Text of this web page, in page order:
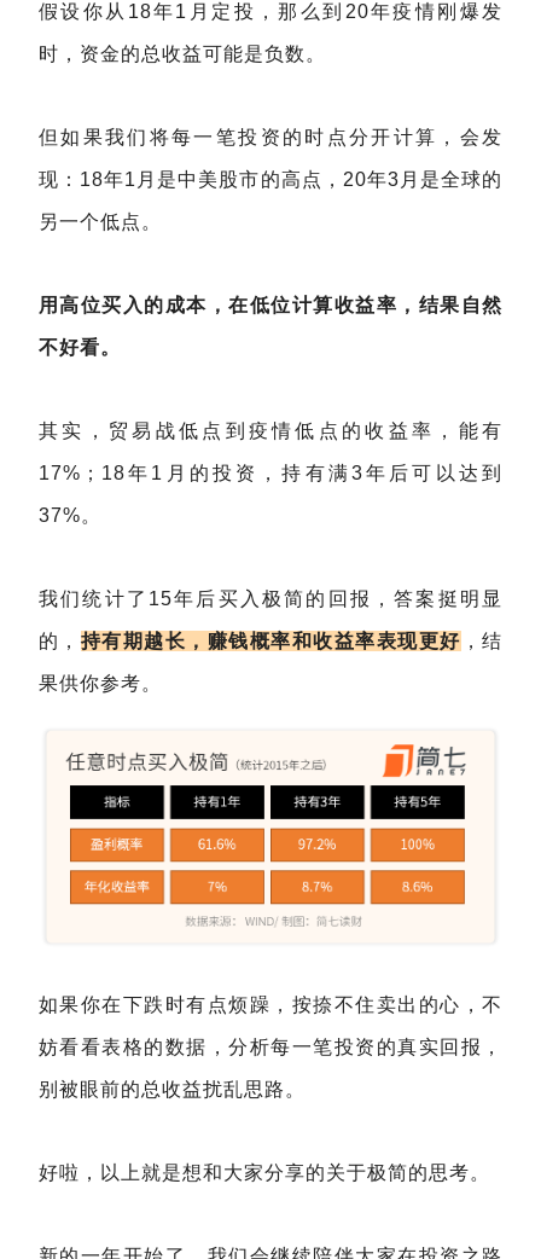
假设你从18年1月定投，那么到20年疫情刚爆发
时，资金的总收益可能是负数。
但如果我们将每一笔投资的时点分开计算，会发
现：18年1月是中美股市的高点，20年3月是全球的
另一个低点。
用高位买入的成本，在低位计算收益率，结果自然
不好看。
其实，贸易战低点到疫情低点的收益率，能有
17%；18年1月的投资，持有满3年后可以达到
37%。
我们统计了15年后买入极简的回报，答案挺明显
的， 持有期越长，赚钱概率和收益率表现更好 ，结
果供你参考。
如果你在下跌时有点烦躁，按捺不住卖出的心，不
妨看看表格的数据，分析每一笔投资的真实回报，
别被眼前的总收益扰乱思路。
好啦，以上就是想和大家分享的关于极简的思考。